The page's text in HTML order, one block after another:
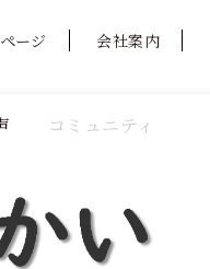
ージ 会社案内
コミュニティ